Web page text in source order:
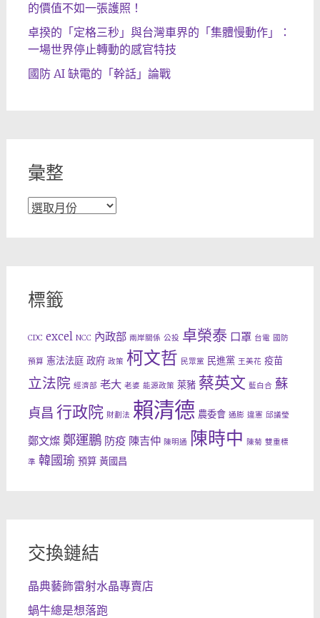
的價值不如一張護照！
卓揆的「定格三秒」與台灣車界的「集體慢動作」：
一場世界停止轉動的感官特技
國防 AI 缺電的「幹話」論戰
彙整
彙
標籤
CDC excel NCC 內政部 兩岸關係 公投 卓榮泰 口罩 台電 國防
預算 憲法法庭 政府 政策 柯文哲 民眾黨 民進黨 王美花 疫苗
立法院 經濟部 老大 老婆 能源政策 萊豬 蔡英文 藍白合 蘇
貞昌 行政院 財劃法 賴清德 農委會 通膨 違憲 邱議瑩
鄭文燦 鄭運鵬 防疫 陳吉仲 陳明通 陳時中 陳菊 雙重標
準 韓國瑜 預算 黃國昌
交換鏈結
晶典藝飾雷射水晶專賣店
蝸牛總是想落跑